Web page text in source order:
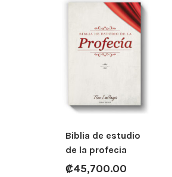
Biblia de estudio
de la profecia
₡45,700.00